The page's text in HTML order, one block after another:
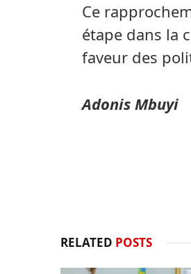
Ce
étape dans la
faveur des
Adonis Mbuyi
RELATED POSTS